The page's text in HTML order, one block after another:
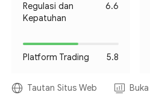
Regulasi dan
Kepatuhan
6.6
Platform Trading 5.8
Tautan Situs Web